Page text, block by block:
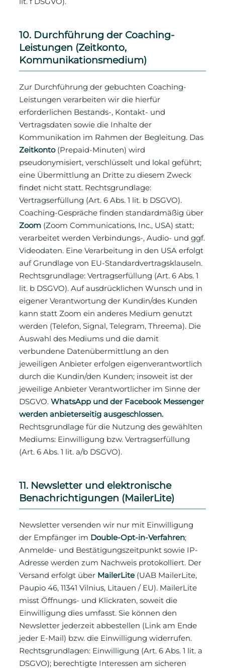
10. Durchführung der Coaching-
Leistungen (Zeitkonto,
Kommunikationsmedium)
Zur Durchführung der gebuchten Coaching-
Leistungen verarbeiten wir die hierfür
erforderlichen Bestands-, Kontakt- und
Vertragsdaten sowie die Inhalte der
Kommunikation im Rahmen der Begleitung. Das
Zeitkonto(Prepaid-Minuten) wird
pseudonymisiert, verschlüsselt und lokal geführt;
eine Übermittlung an Dritte zu diesem Zweck
findet nicht statt. Rechtsgrundlage:
Vertragserfüllung (Art. 6 Abs. 1 lit. b DSGVO).
Coaching-Gespräche finden standardmäßig über
Zoom (Zoom Communications, Inc., USA) statt;
verarbeitet werden Verbindungs-, Audio- und ggf.
Videodaten. Eine Verarbeitung in den USA erfolgt
auf Grundlage von EU-Standardvertragsklauseln.
Rechtsgrundlage: Vertragserfüllung (Art. 6 Abs. 1
lit. b DSGVO). Auf ausdrücklichen Wunsch und in
eigener Verantwortung der Kundin/des Kunden
kann statt Zoom ein anderes Medium genutzt
werden (Telefon, Signal, Telegram, Threema). Die
Auswahl des Mediums und die damit
verbundene Datenübermittlung an den
jeweiligen Anbieter erfolgen eigenverantwortlich
durch die Kundin/den Kunden; insoweit ist der
jeweilige Anbieter Verantwortlicher im Sinne der
DSGVO.WhatsApp und der Facebook Messenger
werden anbieterseitig ausgeschlossen.
Rechtsgrundlage für die Nutzung des gewählten
Mediums: Einwilligung bzw. Vertragserfüllung
(Art. 6 Abs. 1 lit. a/b DSGVO).
11. Newsletter und elektronische
Benachrichtigungen (MailerLite)
Newsletter versenden wir nur mit Einwilligung
der Empfänger im Double-Opt-in-Verfahren;
Anmelde- und Bestätigungszeitpunkt sowie IP-
Adresse werden zum Nachweis protokolliert. Der
Versand erfolgt über MailerLite (UAB MailerLite,
Paupio 46, 11341 Vilnius, Litauen / EU). MailerLite
misst Öffnungs- und Klickraten, soweit die
Einwilligung dies umfasst. Sie können den
Newsletter jederzeit abbestellen (Link am Ende
jeder E-Mail) bzw. die Einwilligung widerrufen.
Rechtsgrundlagen: Einwilligung (Art. 6 Abs. 1 lit. a
DSGVO); berechtigte Interessen am sicheren